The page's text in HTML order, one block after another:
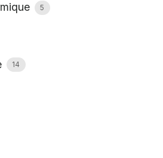
5
14